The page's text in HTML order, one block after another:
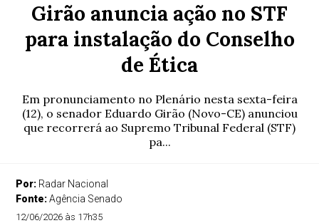
Girão anuncia ação no STF
para instalação do Conselho
de Ética
Em pronunciamento no Plenário nesta sexta-feira
(12), o senador Eduardo Girão (Novo-CE) anunciou
que recorrerá ao Supremo Tribunal Federal (STF)
pa...
Por: Radar Nacional
Fonte:Agência Senado
12/06/2026 às 17h35